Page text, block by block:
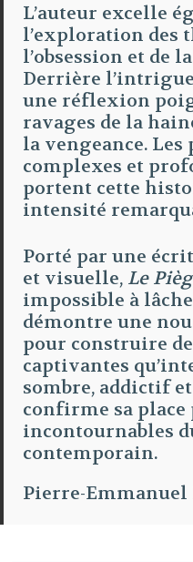
L’auteur excelle
l’exploration des
l’obsession et de
Derrière
une réflexion
ravages de la
la vengeance. Les
complexes et
portent cette
intensité
Porté par une
et visuelle, Le
impossible à
démontre une
pour construire
captivantes
sombre, addictif
confirme sa
incontournables
contemporain.
Pierre-